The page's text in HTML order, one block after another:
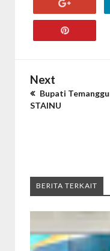
Next
Bupati
STAINU
BERITA TERKAIT